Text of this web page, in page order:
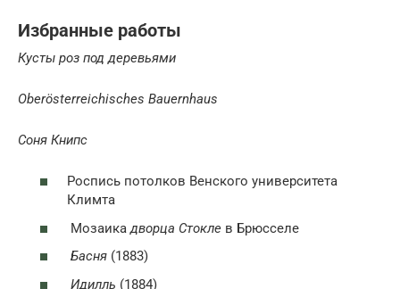
Избранные работы
Кусты роз под деревьями
Oberösterreichisches Bauernhaus
Соня Книпс
Роспись потолков Венского университета
Климта
Мозаикадворца Стокле в Брюсселе
Басня (1883)
Идилль (1884)